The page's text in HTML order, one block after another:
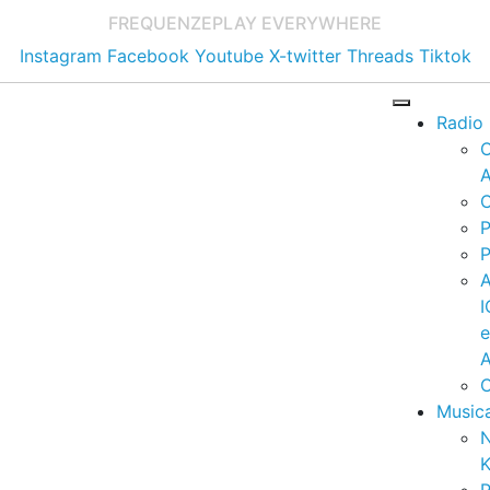
FREQUENZEPLAY EVERYWHERE
Instagram Facebook Youtube X-twitter Threads Tiktok
Radio
e